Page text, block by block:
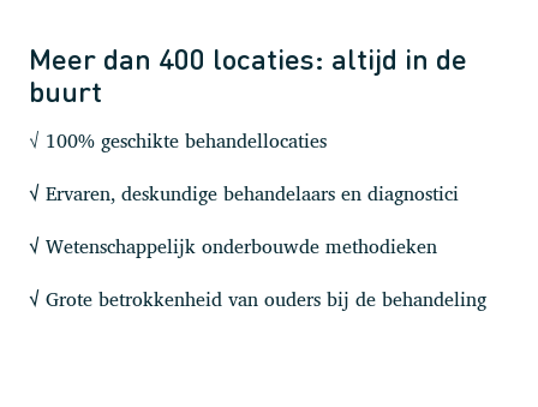
Meer dan 400 locaties: altijd in de
buurt
√ 100% geschikte behandellocaties
√ Ervaren, deskundige behandelaars en diagnostici
√ Wetenschappelijk onderbouwde methodieken
√ Grote betrokkenheid van ouders bij de behandeling